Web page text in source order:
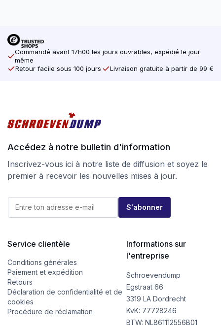
Commandé avant 17h00 les jours ouvrables, expédié le jour
même
Retour facile sous 100 jours
Livraison gratuite à partir de 99 €
Accédez à notre bulletin d'information
Inscrivez-vous ici à notre liste de diffusion et soyez le
premier à recevoir les nouvelles mises à jour.
-
i
E
m
l
S'abonner
Service clientèle
Conditions générales
Paiement et expédition
Retours
Déclaration de confidentialité et de
cookies
Procédure de réclamation
Informations sur
l'entreprise
Schroevendump
Egstraat 66
3319 LA Dordrecht
KvK: 77728246
BTW: NL861112556B01